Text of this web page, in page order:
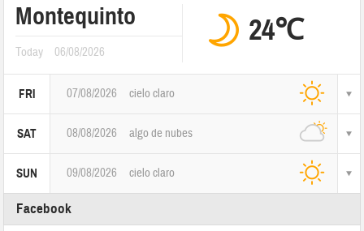
Montequinto
Today 06/08/2026
24℃
FRI 07/08/2026 cielo claro
SAT 08/08/2026 algo de nubes
SUN 09/08/2026 cielo claro
Facebook